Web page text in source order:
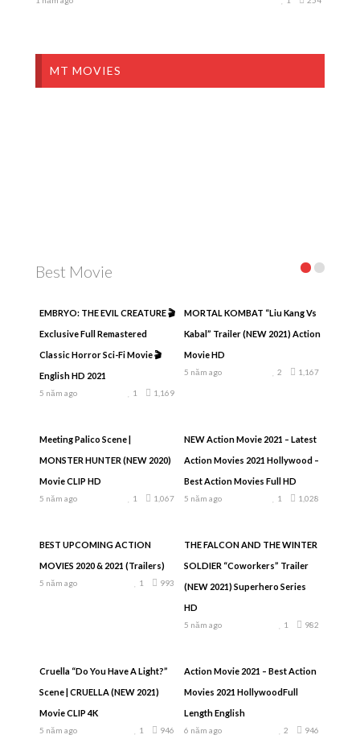
MT MOVIES
Best Movie
EMBRYO: THE EVIL CREATURE 🎬
Exclusive Full Remastered
Classic Horror Sci-Fi Movie 🎬
English HD 2021
5 năm ago 1,169
1
MORTAL KOMBAT “Liu Kang Vs
Kabal” Trailer (NEW 2021) Action
Movie HD
5 năm ago 1,167
2
Meeting Palico Scene |
MONSTER HUNTER (NEW 2020)
Movie CLIP HD
5 năm ago 1,067
1
NEW Action Movie 2021 – Latest
Action Movies 2021 Hollywood –
Best Action Movies Full HD
5 năm ago 1,028
1
BEST UPCOMING ACTION
MOVIES 2020 & 2021 (Trailers)
5 năm ago 993
1
THE FALCON AND THE WINTER
SOLDIER “Coworkers” Trailer
(NEW 2021) Superhero Series
HD
5 năm ago 982
1
Cruella “Do You Have A Light?”
Scene | CRUELLA (NEW 2021)
Movie CLIP 4K
5 năm ago 946
1
Action Movie 2021 – Best Action
Movies 2021 HollywoodFull
Length English
6 năm ago 946
2